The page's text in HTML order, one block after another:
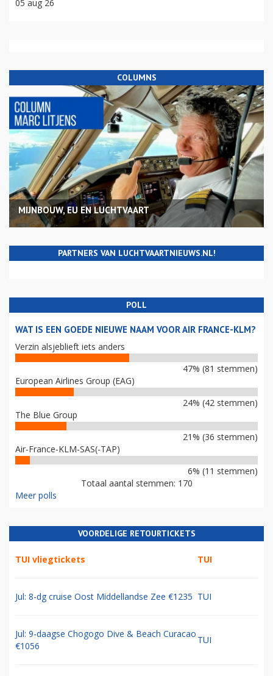
05 aug 26
COLUMNS
MIJNBOUW, EU EN LUCHTVAART
PARTNERS VAN LUCHTVAARTNIEUWS.NL!
POLL
WAT IS EEN GOEDE NIEUWE NAAM VOOR AIR FRANCE-KLM?
Verzin alsjeblieft iets anders
47% (81 stemmen)
European Airlines Group (EAG)
24% (42 stemmen)
The Blue Group
21% (36 stemmen)
Air-France-KLM-SAS(-TAP)
6% (11 stemmen)
Totaal aantal stemmen: 170
Meer polls
VOORDELIGE RETOURTICKETS
TUI vliegtickets TUI
Jul: 8-dg cruise Oost Middellandse Zee €1235 TUI
Jul: 9-daagse Chogogo Dive & Beach Curacao
€1056
TUI